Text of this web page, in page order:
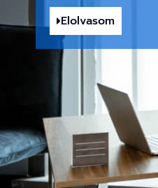
Elolvasom